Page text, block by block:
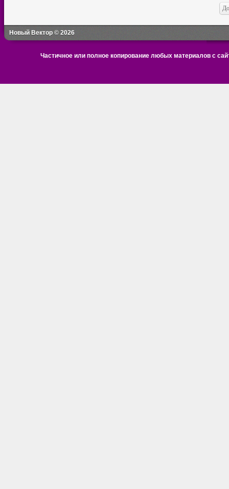
Новый Вектор © 2026
Частичное или полное копирование любых материалов с